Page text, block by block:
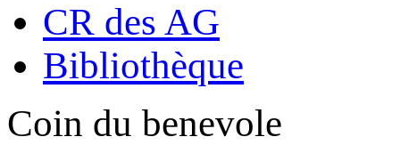
CR des AG
Bibliothèque
Coin du benevole